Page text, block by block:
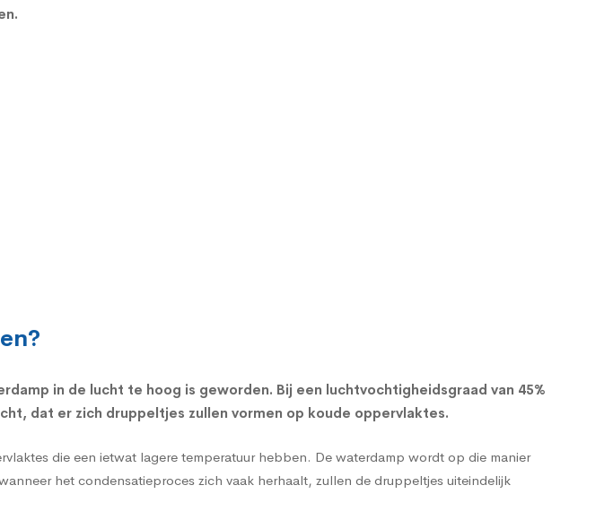
in de lucht te hoog is geworden. Bij een luchtvochtigheidsgraad van 45%
dat er zich druppeltjes zullen vormen op koude oppervlaktes.
die een ietwat lagere temperatuur hebben. De waterdamp wordt op die manier
het condensatieproces zich vaak herhaalt, zullen de druppeltjes uiteindelijk